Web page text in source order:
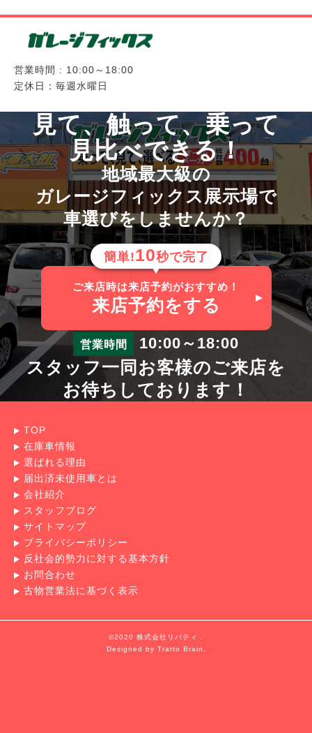
営業時間 : 10:00～18:00
定休日：毎週水曜日
見て、触って、乗って
見比べできる！
地域最大級の
ガレージフィックス展示場で
車選びをしませんか？
簡単!10秒で完了
ご来店時は来店予約がおすすめ！
来店予約をする
営業時間 10:00～18:00
スタッフ一同お客様のご来店を
お待ちしております！
TOP
在庫車情報
選ばれる理由
届出済未使用車とは
会社紹介
スタッフブログ
サイトマップ
プライバシーポリシー
反社会的勢力に対する基本方針
お問合わせ
古物営業法に基づく表示
©2020 株式会社リバティ .
Designed by Tratto Brain